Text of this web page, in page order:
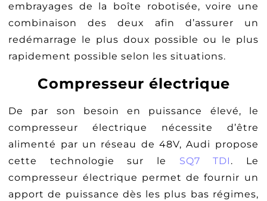
embrayages de la boîte robotisée, voire une
combinaison des deux afin d’assurer un
redémarrage le plus doux possible ou le plus
rapidement possible selon les situations.
Compresseur électrique
De par son besoin en puissance élevé, le
compresseur électrique nécessite d’être
alimenté par un réseau de 48V, Audi propose
cette technologie sur le SQ7 TDI . Le
compresseur électrique permet de fournir un
apport de puissance dès les plus bas régimes,